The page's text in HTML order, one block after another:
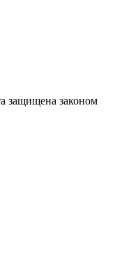
защищена законом